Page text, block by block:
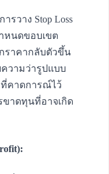
การวาง Stop Loss
หนดขอบเขต
ราคากลับตัวขึ้น
วามว่ารูปแบบ
ที่คาดการณ์ไว้
ขาดทุนที่อาจเกิด